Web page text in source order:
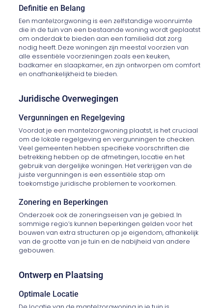
Definitie en Belang
Een mantelzorgwoning is een zelfstandige woonruimte
die in de tuin van een bestaande woning wordt geplaatst
om onderdak te bieden aan een familielid dat zorg
nodig heeft. Deze woningen zijn meestal voorzien van
alle essentiële voorzieningen zoals een keuken,
badkamer en slaapkamer, en zijn ontworpen om comfort
en onafhankelijkheid te bieden.
Juridische Overwegingen
Vergunningen en Regelgeving
Voordat je een mantelzorgwoning plaatst, is het cruciaal
om de lokale regelgeving en vergunningen te checken.
Veel gemeenten hebben specifieke voorschriften die
betrekking hebben op de afmetingen, locatie en het
gebruik van dergelijke woningen. Het verkrijgen van de
juiste vergunningen is een essentiële stap om
toekomstige juridische problemen te voorkomen.
Zonering en Beperkingen
Onderzoek ook de zoneringseisen van je gebied. In
sommige regio’s kunnen beperkingen gelden voor het
bouwen van extra structuren op je eigendom, afhankelijk
van de grootte van je tuin en de nabijheid van andere
gebouwen.
Ontwerp en Plaatsing
Optimale Locatie